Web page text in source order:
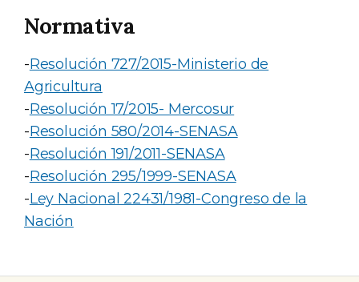
Normativa
-Resolución 727/2015-Ministerio de
Agricultura
-Resolución 17/2015- Mercosur
-Resolución 580/2014-SENASA
-Resolución 191/2011-SENASA
-Resolución 295/1999-SENASA
-Ley Nacional 22431/1981-Congreso de la
Nación